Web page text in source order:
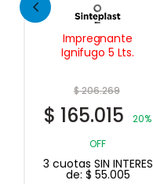
Pintura p/ Pisos Latex
Mate 20 Lts.
$263.324
$210.659
20%
OFF
3 cuotas SIN INTERES
de: $ 70.220